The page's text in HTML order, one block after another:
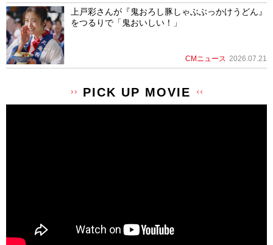
上戸彩さんが『鬼おろし豚しゃぶぶっかけうどん』
をつるりで「鬼おいしい！」
CMニュース 2026.07.21
PICK UP MOVIE